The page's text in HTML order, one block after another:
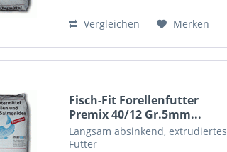
Vergleichen Merken
Fisch-Fit Forellenfutter
Premix 40/12 Gr.5mm...
Langsam absinkend, extrudiertes
Futter